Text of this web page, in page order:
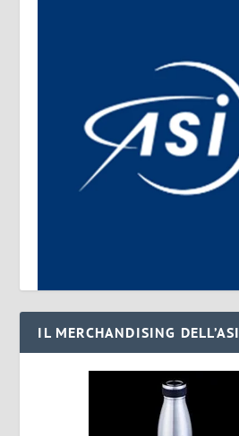
IL MERCHANDISING DELL’ASI